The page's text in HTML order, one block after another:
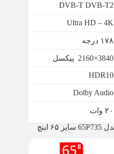
DVB-T DVB-T2
Ultra HD – 4K
۱۷۸ درجه
3840×2160 پیکسل
HDR10
Dolby Audio
۲۰ وات